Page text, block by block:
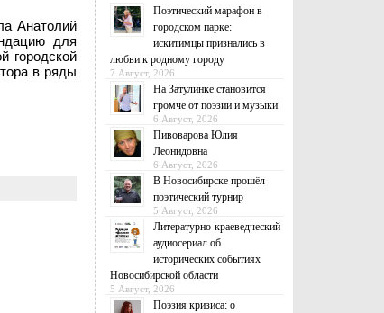
Анатолий
для
городской
в ряды
Поэтический марафон в
городском парке:
искитимцы признались в
любви к родному городу
7 Август, 2026
На Затулинке становится
громче от поэзии и музыки
6 Август, 2026
Пивоварова Юлия
Леонидовна
6 Август, 2026
В Новосибирске прошёл
поэтический турнир
5 Август, 2026
Литературно-краеведческий
аудиосериал об
исторических событиях
Новосибирской области
5 Август, 2026
Поэзия кризиса: о